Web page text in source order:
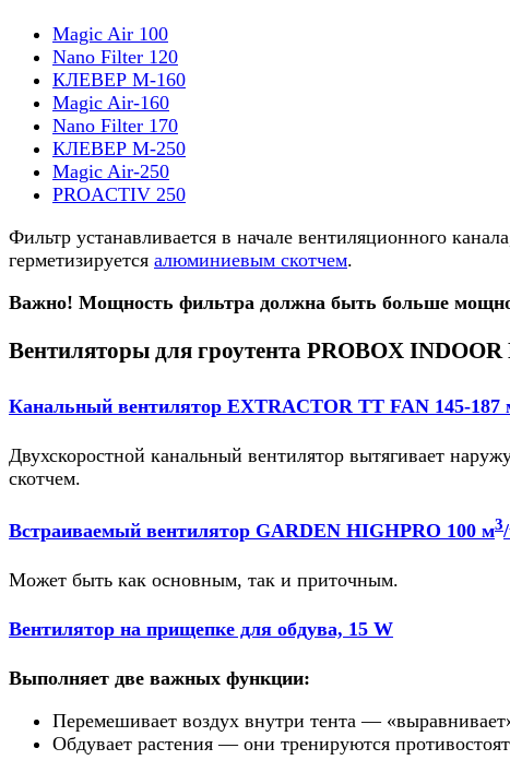
Magic Air 100
Nano Filter 120
КЛЕВЕР М-160
Magic Air-160
Nano Filter 170
КЛЕВЕР М-250
Magic Air-250
PROACTIV 250
Фильтр устанавливается в начале вентиляционного
герметизируется алюминиевым скотчем.
Важно! Мощность фильтра должна быть больше
Вентиляторы для гроутента PROBOX
Канальный вентилятор EXTRACTOR TT FAN 145-187
Двухскоростной канальный вентилятор вытягивает
скотчем.
Встраиваемый вентилятор GARDEN HIGHPRO 100 м3
Может быть как основным, так и приточным.
Вентилятор на прищепке для обдува, 15 W
Выполняет две важных функции:
Перемешивает воздух внутри тента —
Обдувает растения — они тренируются